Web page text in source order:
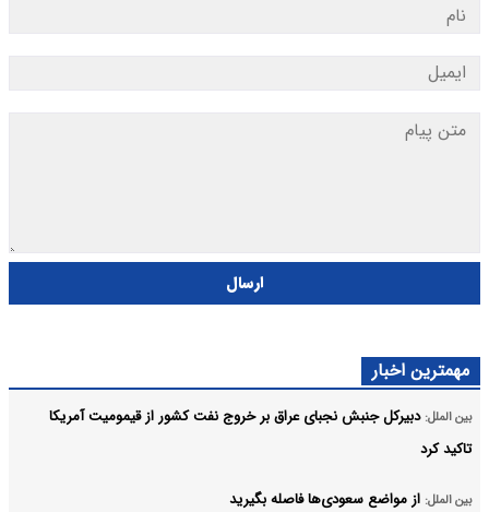
ارسال
مهمترین اخبار
بین الملل: دبیرکل جنبش نجبای عراق بر خروج نفت کشور از قیمومیت آمریکا
تاکید کرد
بین الملل: از مواضع سعودی‌ها فاصله بگیرید